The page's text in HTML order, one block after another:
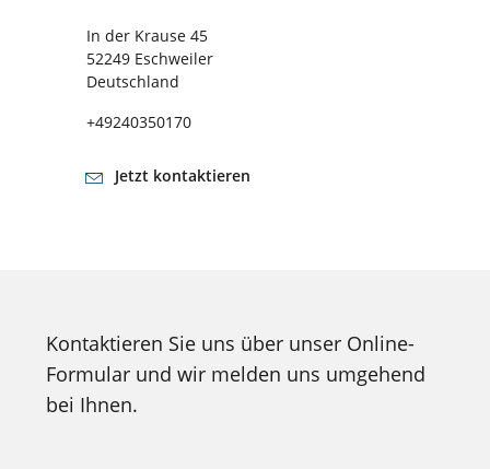
In der Krause 45
52249 Eschweiler
Deutschland
+49240350170
Jetzt kontaktieren
Kontaktieren Sie uns über unser Online-
Formular und wir melden uns umgehend
bei Ihnen.